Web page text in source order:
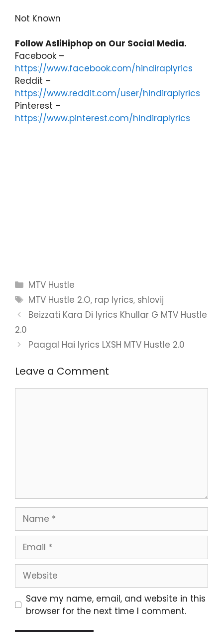
Not Known
Follow AsliHiphop on Our Social Media.
Facebook –
https://www.facebook.com/hindiraplyrics
Reddit –
https://www.reddit.com/user/hindiraplyrics
Pinterest –
https://www.pinterest.com/hindiraplyrics
Categories
MTV Hustle
Tags
MTV Hustle 2.O, rap lyrics, shlovij
Beizzati Kara Di lyrics Khullar G MTV Hustle
2.0
Paagal Hai lyrics LXSH MTV Hustle 2.0
Leave a Comment
Name
Email
Website
Save my name, email, and website in this
browser for the next time I comment.